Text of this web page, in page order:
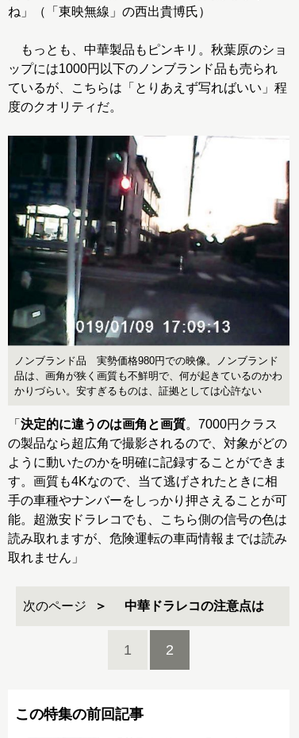
ね」（「東映無線」の西出貴博氏）
もっとも、中華製品もピンキリ。秋葉原のショ
ップには1000円以下のノンブランド品も売られ
ているが、こちらは「とりあえず写ればいい」程
度のクオリティだ。
ノンブランド品 実勢価格980円での映像。ノンブランド
品は、画角が狭く画質も不鮮明で、何が起きているのかわ
かりづらい。安すぎるものは、証拠としては心許ない
「 決定的に違うのは画角と画質。7000円クラス
の製品なら超広角で撮影されるので、対象がどの
ように動いたのかを明確に記録することができま
す。画質も4Kなので、当て逃げされたときに相
手の車種やナンバーをしっかり押さえることが可
能。超激安ドラレコでも、こちら側の信号の色は
読み取れますが、危険運転の車両情報までは読み
取れません」
次のページ 中華ドラレコの注意点は
1 2
この特集の前回記事